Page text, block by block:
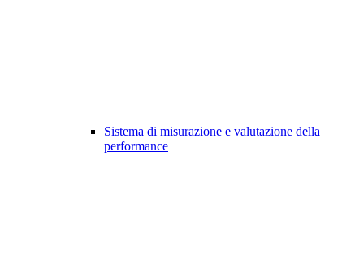
Sistema di misurazione e valutazione della
performance